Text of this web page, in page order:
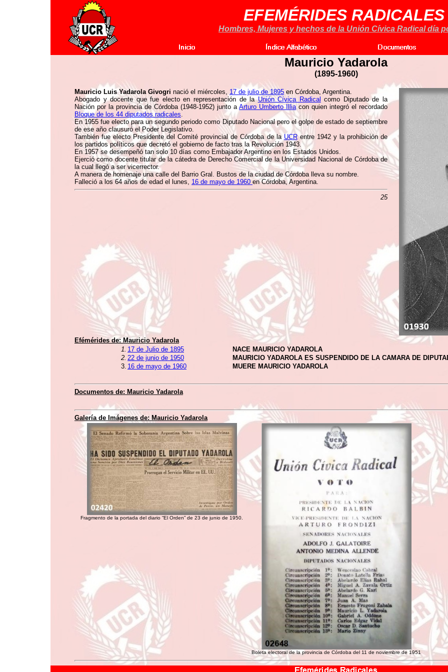
EFEMÉRIDES RADICALES
Hombres, Mujeres y hechos de la Unión Cívica Radical día
Mauricio Yadarola
(1895-1960)
Mauricio Luis Yadarola Givogri nació el miércoles, 17 de julio de 1895 en Córdoba, Argentina.
Abogado y docente que fue electo en representación de laUnión Cívica Radical como Diputado de la
Nación por la provincia de Córdoba (1948-1952) junto a Arturo Umberto Illiacon quien integró el recordado
Bloque de los 44 diputados radicales.
En 1955 fue electo para un segundo periodo como Diputado Nacional pero el golpe de estado de septiembre
de ese año clausuró el Poder Legislativo.
También fue electo Presidente del Comité provincial de Córdoba de la UCRentre 1942 y la prohibición de
los partidos políticos que decretó el gobierno de facto tras la Revolución 1943.
En 1957 se desempeñó tan solo 10 días como Embajador Argentino en los Estados Unidos.
Ejerció como docente titular de la cátedra de Derecho Comercial de la Universidad Nacional de Córdoba de
la cual llegó a ser vicerrector.
A manera de homenaje una calle del Barrio Gral. Bustos de la ciudad de Córdoba lleva su nombre.
Falleció a los 64 años de edad el lunes, 16 de mayo de 1960en Córdoba, Argentina.
25
Efémérides de:Mauricio Yadarola
1. 17 de Julio de 1895
NACE MAURICIO YADAROLA
2. 22 de junio de 1950
MAURICIO YADAROLA ES SUSPENDIDO DE LA CAMARA DE
3. 16 de mayo de 1960 MUERE MAURICIO YADAROLA
Documentos de: Mauricio Yadarola
Galería de Imágenes de: Mauricio Yadarola
Fragmento de la portada del diario “El Orden” de 23 de junio de 1950.
Boleta electoral de la provincia de Córdoba del 11 de noviembre de 1951